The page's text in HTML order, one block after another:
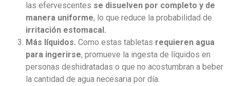
las efervescentes se disuelven por completo y de
manera uniforme, lo que reduce la probabilidad de
irritación estomacal.
Más líquidos. Como estas tabletas requieren agua
para ingerirse, promueve la ingesta de líquidos en
personas deshidratadas o que no acostumbran a beber
la cantidad de agua necesaria por día.